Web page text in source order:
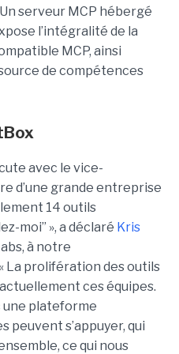
serveur MCP hébergé
l’intégralité de la
MCP, ainsi
de compétences
avec le vice-
d’une grande entreprise
14 outils
moi” », a déclaré Kris
à notre
La prolifération des outils
ces équipes.
une plateforme
peuvent s’appuyer, qui
ce qui nous